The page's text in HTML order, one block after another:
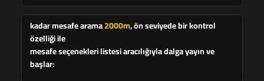
kadar mesafe arama2000m, ön seviyede bir kontrol
özelliği ile
mesafe seçenekleri listesi aracılığıyla dalga yayın ve
başlar: